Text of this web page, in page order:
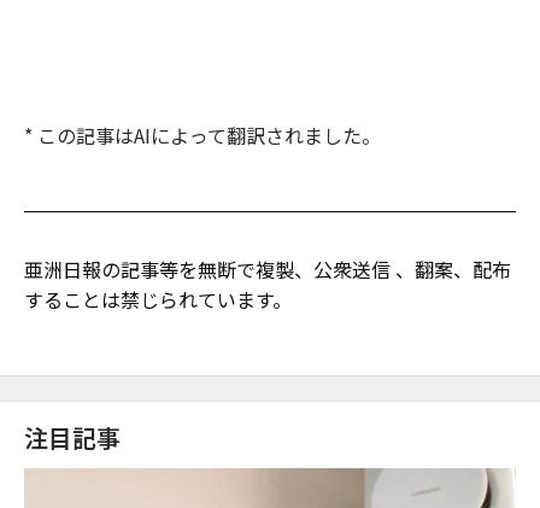
* この記事はAIによって翻訳されました。
亜洲日報の記事等を無断で複製、公衆送信 、翻案、配布
することは禁じられています。
注目記事